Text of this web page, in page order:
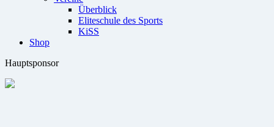
Überblick
Eliteschule des Sports
KiSS
Shop
Hauptsponsor